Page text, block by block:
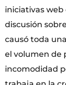
iniciativas web
discusión
causó toda
el volumen de
incomodidad